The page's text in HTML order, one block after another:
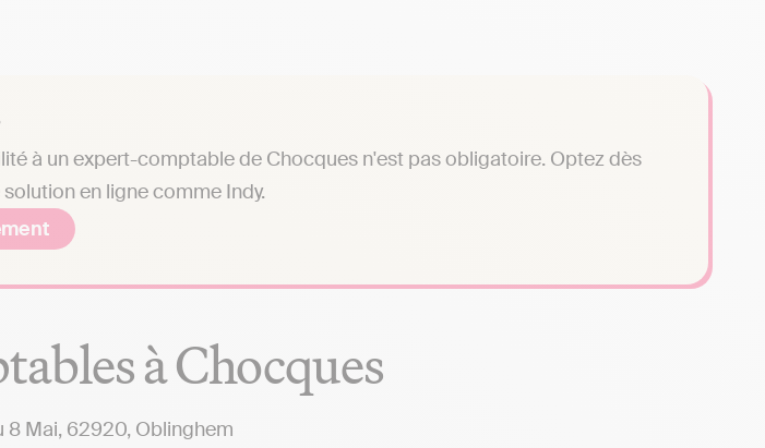
à un expert-comptable de Chocques n'est pas obligatoire. Optez dès
en ligne comme Indy.
à Chocques
8 Mai, 62920, Oblinghem